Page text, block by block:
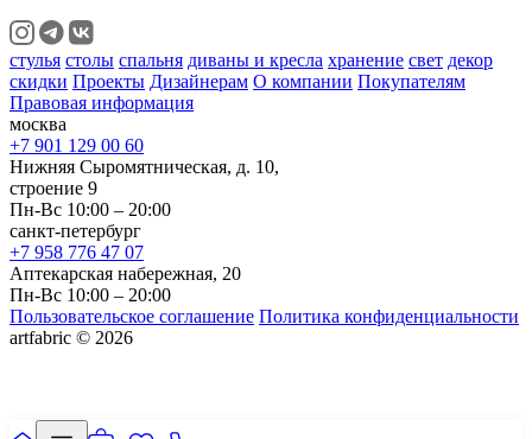
стулья столы спальня диваны и кресла хранение свет декор
скидки Проекты Дизайнерам О компании Покупателям
Правовая информация
москва
+7 901 129 00 60
Нижняя Сыромятническая, д. 10,
строение 9
Пн-Вс 10:00 – 20:00
санкт-петербург
+7 958 776 47 07
Аптекарская набережная, 20
Пн-Вс 10:00 – 20:00
Пользовательское соглашение Политика конфиденциальности
artfabric © 2026